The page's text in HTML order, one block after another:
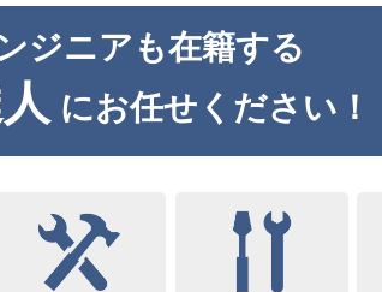
ジニアも在籍する
にお任せください！